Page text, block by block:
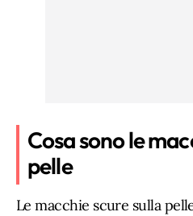
Cosa sono le
pelle
Le macchie scure sulla